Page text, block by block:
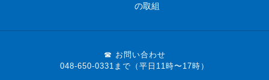
の取組
☎ お問い合わせ
048-650-0331まで（平日11時〜17時）